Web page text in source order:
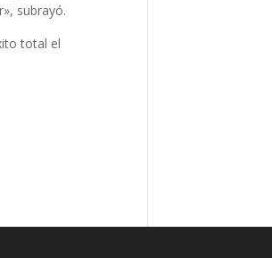
subrayó.
total el